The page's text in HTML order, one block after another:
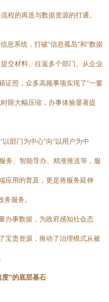
程的再造与数据资源的打通。
息系统，打破“信息孤岛”和“数据
交材料、往返多个部门。从企业
证照，众多高频事项实现了“一窗
限大幅压缩，办事体验显著提
部门为中心”向“以用户为中
务、智能导办、精准推送等，服
应用的普及，更是将服务延伸
务服务。
办事数据，为政府感知社会态
宝贵资源，推动了治理模式从被
”的底层基石